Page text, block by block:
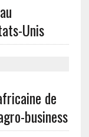
Unis
de
business